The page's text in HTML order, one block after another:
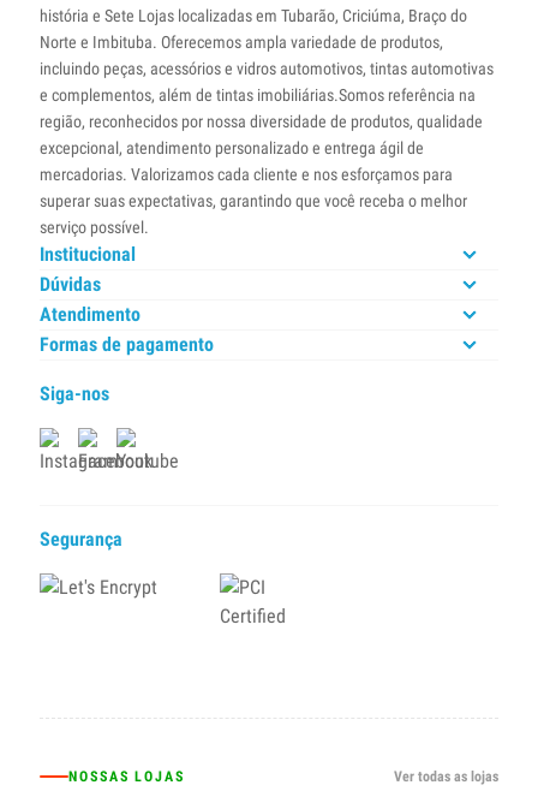
história e Sete Lojas localizadas em Tubarão, Criciúma, Braço do
Norte e Imbituba. Oferecemos ampla variedade de produtos,
incluindo peças, acessórios e vidros automotivos, tintas automotivas
e complementos, além de tintas imobiliárias.Somos referência na
região, reconhecidos por nossa diversidade de produtos, qualidade
excepcional, atendimento personalizado e entrega ágil de
mercadorias. Valorizamos cada cliente e nos esforçamos para
superar suas expectativas, garantindo que você receba o melhor
serviço possível.
Institucional
Dúvidas
Atendimento
Formas de pagamento
Siga-nos
Segurança
NOSSAS LOJAS Ver todas as lojas